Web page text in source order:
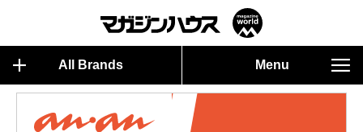
All Brands Menu